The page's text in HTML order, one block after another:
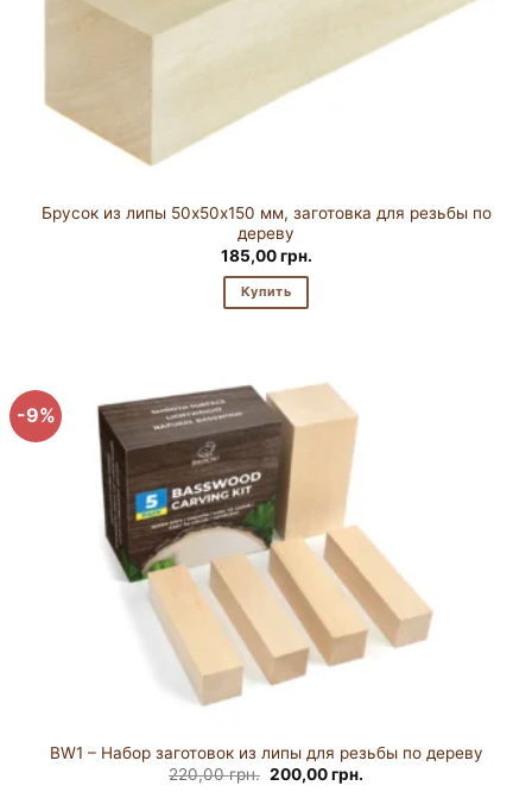
Брусок из липы 50х50х150 мм, заготовка для резьбы по
дереву
185,00грн.
Купить
-9%
BW1 – Набор заготовок из липы для резьбы по дереву
220,00грн. Первоначальная
200,00грн.